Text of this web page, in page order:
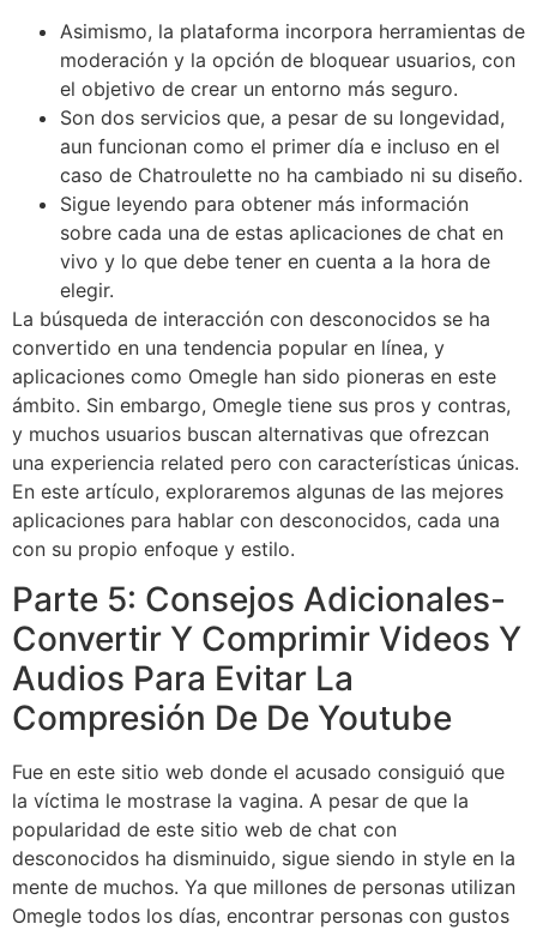
Asimismo, la plataforma incorpora herramientas de
moderación y la opción de bloquear usuarios, con
el objetivo de crear un entorno más seguro.
Son dos servicios que, a pesar de su longevidad,
aun funcionan como el primer día e incluso en el
caso de Chatroulette no ha cambiado ni su diseño.
Sigue leyendo para obtener más información
sobre cada una de estas aplicaciones de chat en
vivo y lo que debe tener en cuenta a la hora de
elegir.
La búsqueda de interacción con desconocidos se ha
convertido en una tendencia popular en línea, y
aplicaciones como Omegle han sido pioneras en este
ámbito. Sin embargo, Omegle tiene sus pros y contras,
y muchos usuarios buscan alternativas que ofrezcan
una experiencia related pero con características únicas.
En este artículo, exploraremos algunas de las mejores
aplicaciones para hablar con desconocidos, cada una
con su propio enfoque y estilo.
Parte 5: Consejos Adicionales-
Convertir Y Comprimir Videos Y
Audios Para Evitar La
Compresión De De Youtube
Fue en este sitio web donde el acusado consiguió que
la víctima le mostrase la vagina. A pesar de que la
popularidad de este sitio web de chat con
desconocidos ha disminuido, sigue siendo in style en la
mente de muchos. Ya que millones de personas utilizan
Omegle todos los días, encontrar personas con gustos